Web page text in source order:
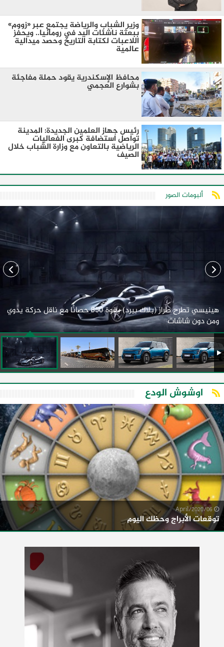
وزير الشباب والرياضة يجتمع عبر «زووم»
ببعثة ناشئات اليد في رومانيا.. ويحفز
اللاعبات لكتابة التاريخ وحصد ميدالية
عالمية
محافظ الإسكندرية يقود حملة مفاجئة
بشوارع العجمي
رئيس جهاز العلمين الجديدة: المدينة
تواصل استضافة كبرى الفعاليات
الرياضية بالتعاون مع وزارة الشباب خلال
الصيف
ألبومات الصور
هينيسي تطرح طراز (بلاك بيرد) بقوة 850 حصانًا مع ناقل حركة يدوي
ومن دون شاشات
اوشوش الودع
توقعات الأبراج وحظك اليوم